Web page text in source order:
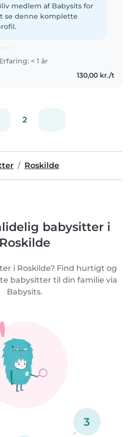
og i weekender. Jeg har
med at passe andre
og kan hjælpe..
medlem af Babysits for
se denne komplette
Erfaring: < 1 år
130,00 kr./t
2
Roskilde
babysitter i
Roskilde
i Roskilde? Find hurtigt og
babysitter til din familie via
Babysits.
3